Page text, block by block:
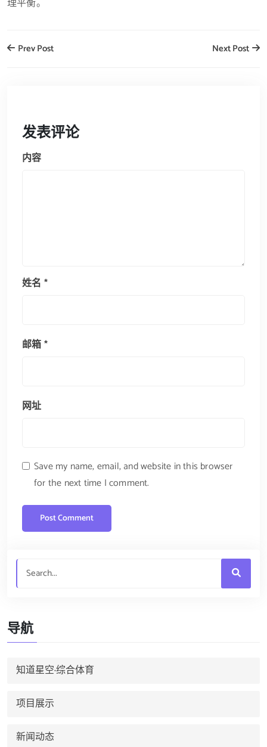
理平衡。
Prev Post Next Post
发表评论
内容
姓名 *
邮箱*
网址
Save my name, email, and website in this browser
for the next time I comment.
导航
知道星空·综合体育
项目展示
新闻动态